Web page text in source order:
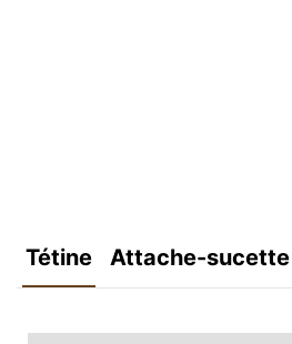
Tétine Attache-sucette